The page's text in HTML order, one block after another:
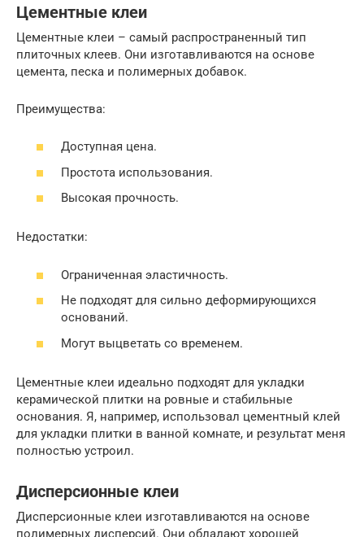
Цементные клеи
Цементные клеи – самый распространенный тип
плиточных клеев. Они изготавливаются на основе
цемента, песка и полимерных добавок.
Преимущества:
Доступная цена.
Простота использования.
Высокая прочность.
Недостатки:
Ограниченная эластичность.
Не подходят для сильно деформирующихся
оснований.
Могут выцветать со временем.
Цементные клеи идеально подходят для укладки
керамической плитки на ровные и стабильные
основания. Я, например, использовал цементный клей
для укладки плитки в ванной комнате, и результат меня
полностью устроил.
Дисперсионные клеи
Дисперсионные клеи изготавливаются на основе
полимерных дисперсий. Они обладают хорошей